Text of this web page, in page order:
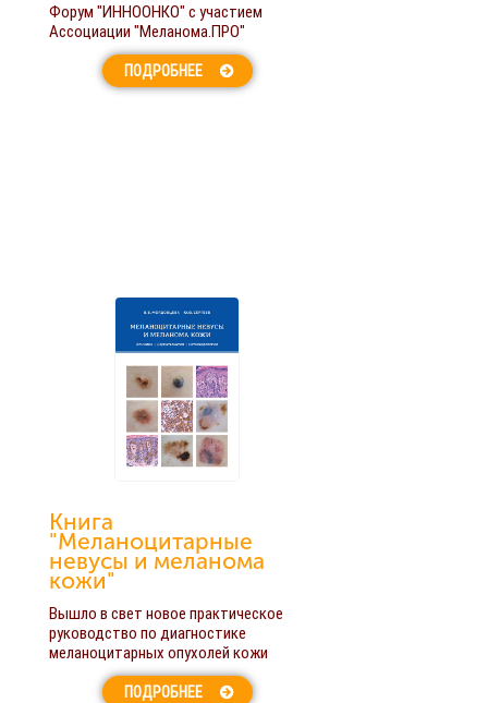
Форум "ИННООНКО" с участием
Ассоциации "Меланома.ПРО"
ПОДРОБНЕЕ
Книга
"Меланоцитарные
невусы и меланома
кожи"
Вышло в свет новое практическое
руководство по диагностике
меланоцитарных опухолей кожи
ПОДРОБНЕЕ